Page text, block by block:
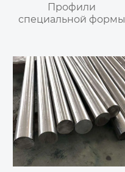
Профили
специальной формы